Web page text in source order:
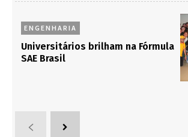
ENGENHARIA
Universitários brilham na Fórmula
SAE Brasil